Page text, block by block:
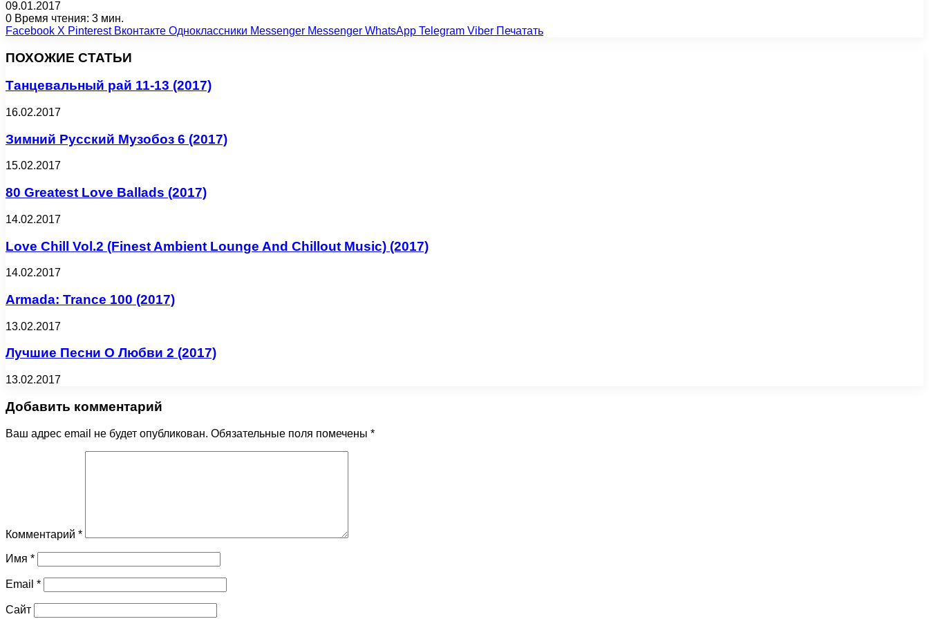
09.01.2017
0 Время чтения: 3 мин.
Facebook X Pinterest Вконтакте Одноклассники Messenger Messenger WhatsApp Telegram Viber Печатать
ПОХОЖИЕ СТАТЬИ
Танцевальный рай 11-13 (2017)
16.02.2017
Зимний Русский Музобоз 6 (2017)
15.02.2017
80 Greatest Love Ballads (2017)
14.02.2017
Love Chill Vol.2 (Finest Ambient Lounge And Chillout Music) (2017)
14.02.2017
Armada: Trance 100 (2017)
13.02.2017
Лучшие Песни О Любви 2 (2017)
13.02.2017
Добавить комментарий
Ваш адрес email не будет опубликован. Обязательные поля помечены *
Комментарий *
Имя *
Email *
Сайт